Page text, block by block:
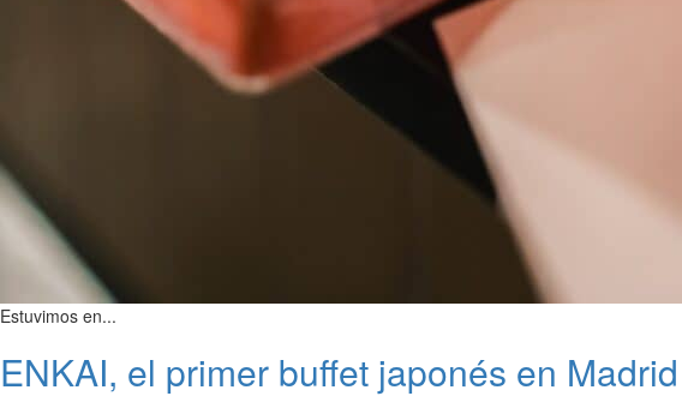
Estuvimos en...
ENKAI, el primer buffet japonés en